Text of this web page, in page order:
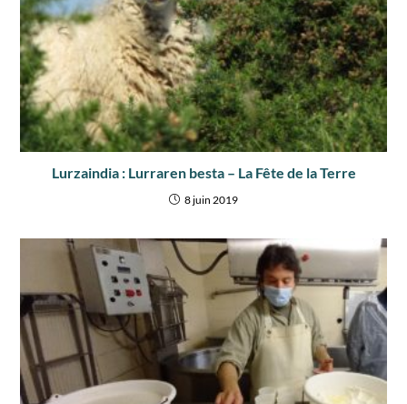
Lurzaindia : Lurraren besta – La Fête de la Terre
8 juin 2019